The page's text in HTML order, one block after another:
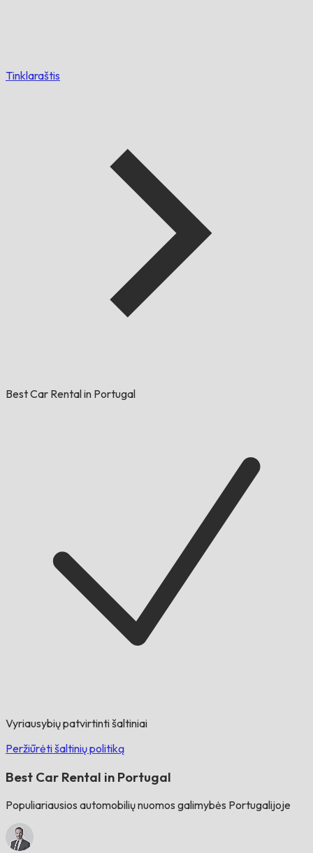
Tinklaraštis
Best Car Rental in Portugal
Vyriausybių patvirtinti šaltiniai
Peržiūrėti šaltinių politiką
Best Car Rental in Portugal
Populiariausios automobilių nuomos galimybės Portugalijoje